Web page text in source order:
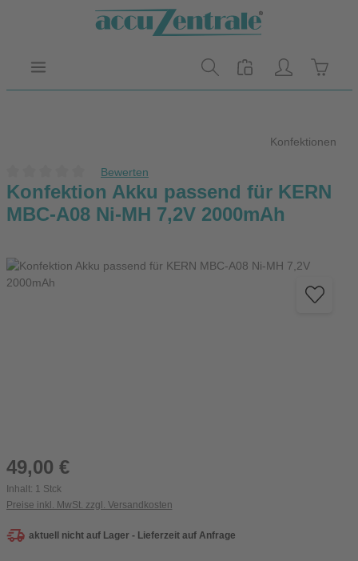
Zum Hauptinhalt springen
Konfektionen
Durchschnittliche Bewertung von 0 von 5 Sternen
Bewerten
Konfektion Akku passend für KERN
MBC-A08 Ni-MH 7,2V 2000mAh
Bildergalerie überspringen
Regulärer Preis:
49,00 €
Inhalt: 1 Stck
Preise inkl. MwSt. zzgl. Versandkosten
aktuell nicht auf Lager - Lieferzeit auf Anfrage